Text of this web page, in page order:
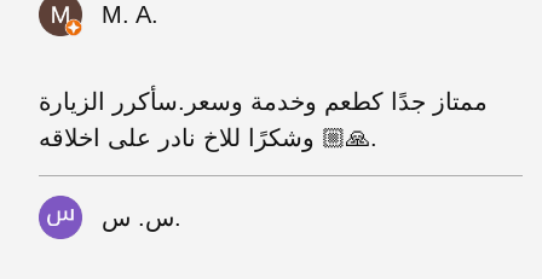
M. A.
ممتاز جدًا كطعم وخدمة وسعر.سأكرر الزيارة
🙏🏼 وشكرًا للاخ نادر على اخلاقه.
س. س.